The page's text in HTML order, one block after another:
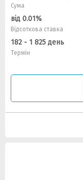
Сума
від 0.01%
Відсоткова ставка
182 - 1 825 день
Термін